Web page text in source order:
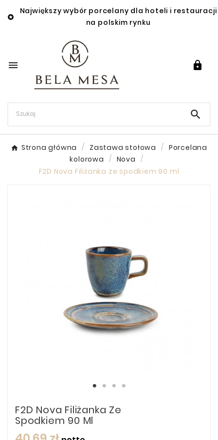

Największy wybór porcelany dla hoteli i restauracji
na polskim rynku
 

Strona główna Zastawa stołowa
Porcelana
kolorowa
Nova
F2D Nova Filiżanka ze spodkiem 90 ml
F2D Nova Filiżanka Ze
Spodkiem 90 Ml